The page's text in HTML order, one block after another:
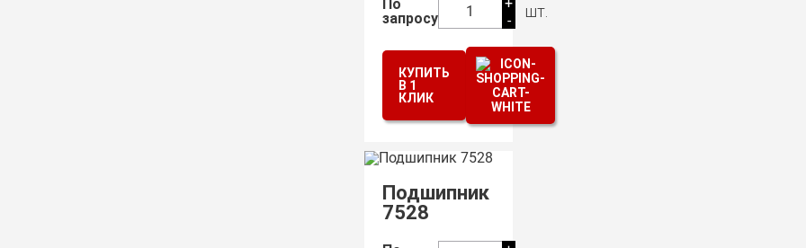
По
запросу
1
-
шт.
КУПИТЬ
В 1
КЛИК
Подшипник
7528